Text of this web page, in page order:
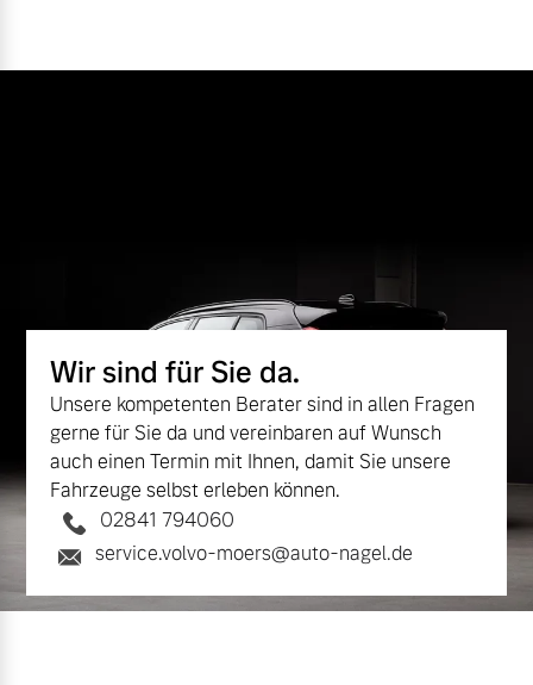
Wir sind für Sie da.
Unsere kompetenten Berater sind in allen Fragen
gerne für Sie da und vereinbaren auf Wunsch
auch einen Termin mit Ihnen, damit Sie unsere
Fahrzeuge selbst erleben können.
02841 794060
service.volvo-moers@auto-nagel.de